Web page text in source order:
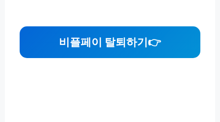
비플페이 탈퇴하기👉